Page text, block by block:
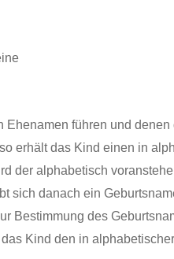
Ehenamen führen und
erhält das Kind einen in
der alphabetisch
sich danach ein
Bestimmung des
Kind den in